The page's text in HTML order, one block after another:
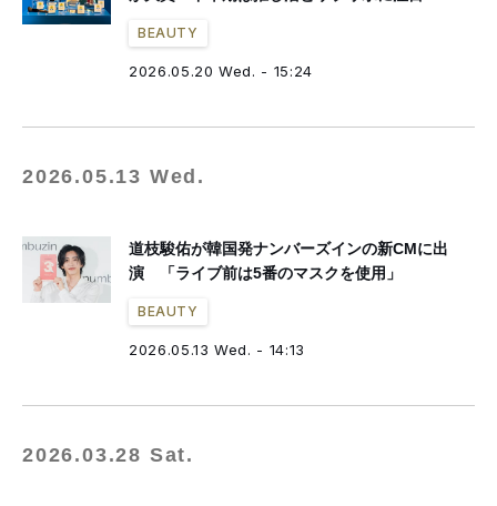
BEAUTY
2026.05.20 Wed. - 15:24
2026.05.13 Wed.
道枝駿佑が韓国発ナンバーズインの新CMに出
演 「ライブ前は5番のマスクを使用」
BEAUTY
2026.05.13 Wed. - 14:13
2026.03.28 Sat.